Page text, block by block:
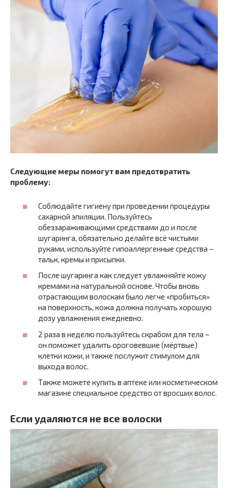
Следующие меры помогут вам предотвратить
проблему:
Соблюдайте гигиену при проведении процедуры
сахарной эпиляции. Пользуйтесь
обеззараживающими средствами до и после
шугаринга, обязательно делайте всё чистыми
руками, используйте гипоаллергенные средства –
тальк, кремы и присыпки.
После шугаринга как следует увлажняйте кожу
кремами на натуральной основе. Чтобы вновь
отрастающим волоскам было легче «пробиться»
на поверхность, кожа должна получать хорошую
дозу увлажнения ежедневно.
2 раза в неделю пользуйтесь скрабом для тела –
он поможет удалить ороговевшие (мёртвые)
клетки кожи, и также послужит стимулом для
выхода волос.
Также можете купить в аптеке или косметическом
магазине специальное средство от вросших волос.
Если удаляются не все волоски